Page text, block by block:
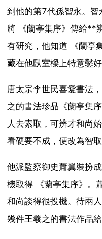
到他的第7代孫智永。
將 《蘭亭集序》傳給**
有研究，他知道 《蘭亭
藏在他臥室樑上特意鑿好
唐太宗李世民喜愛書法
之的書法珍品《蘭亭集
人去索取，可辨才和尚
看硬要不成，便改為智取
他派監察御史蕭翼裝扮
機取得 《蘭亭集序》。
和尚談得很投機。待兩
幾件王羲之的書法作品給